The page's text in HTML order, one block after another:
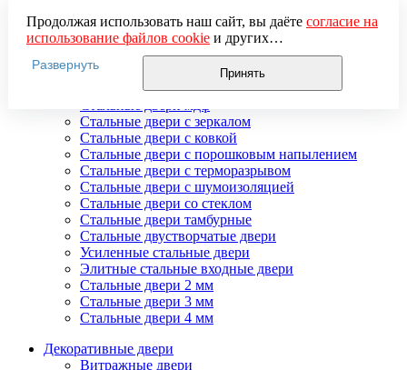
Стальные взломостойкие двери
Стальные входные двери в квартиру
Стальные двери в подъезд
Стальные двери внутреннего открывания
Стальные двери массив
Стальные двери с зеркалом
Стальные двери с ковкой
Стальные двери с порошковым напылением
Стальные двери с терморазрывом
Стальные двери с шумоизоляцией
Стальные двери со стеклом
Стальные двери тамбурные
Стальные двустворчатые двери
Усиленные стальные двери
Элитные стальные входные двери
Стальные двери 2 мм
Стальные двери 3 мм
Стальные двери 4 мм
Декоративные двери
Витражные двери
Продолжая использовать наш сайт, вы даёте согласие на
использование файлов cookieи других
пользовательских данных (включая IP-адрес, сведения о
местоположении, устройстве, действиях на сайте и т. п.)
для функционирования сайта, проведения
использования систем аналитики (например,
Яндекс.Метрика), в соответствии с нашей
обработки персональных данных.
Если вы не хотите, чтобы ваши данные обрабатывались,
настройте ограничения в браузере или покиньте сайт.
Развернуть
Принять